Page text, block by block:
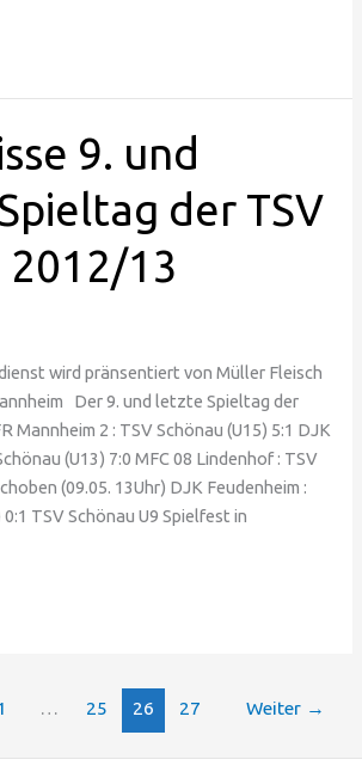
9. und
der TSV
2012/13
wird pränsentiert von Müller Fleisch
Der 9. und letzte Spieltag der
Mannheim 2 : TSV Schönau (U15) 5:1 DJK
(U13) 7:0 MFC 08 Lindenhof : TSV
(09.05. 13Uhr) DJK Feudenheim :
TSV Schönau U9 Spielfest in
… 25 26 27 Weiter →